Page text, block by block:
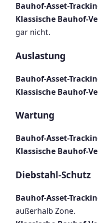
Bauhof-Asset-
Klassische Bauhof-
gar nicht.
Auslastung
Bauhof-Asset-
Klassische Bauhof-
Wartung
Bauhof-Asset-
Klassische Bauhof-
Diebstahl-Schutz
Bauhof-Asset-
außerhalb Zone.